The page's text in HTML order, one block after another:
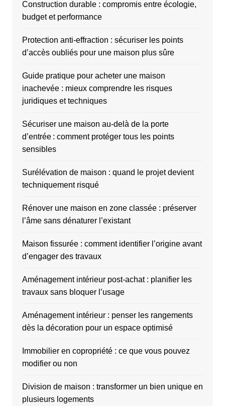
Construction durable : compromis entre écologie,
budget et performance
Protection anti-effraction : sécuriser les points
d’accès oubliés pour une maison plus sûre
Guide pratique pour acheter une maison
inachevée : mieux comprendre les risques
juridiques et techniques
Sécuriser une maison au-delà de la porte
d’entrée : comment protéger tous les points
sensibles
Surélévation de maison : quand le projet devient
techniquement risqué
Rénover une maison en zone classée : préserver
l’âme sans dénaturer l’existant
Maison fissurée : comment identifier l’origine avant
d’engager des travaux
Aménagement intérieur post-achat : planifier les
travaux sans bloquer l’usage
Aménagement intérieur : penser les rangements
dès la décoration pour un espace optimisé
Immobilier en copropriété : ce que vous pouvez
modifier ou non
Division de maison : transformer un bien unique en
plusieurs logements